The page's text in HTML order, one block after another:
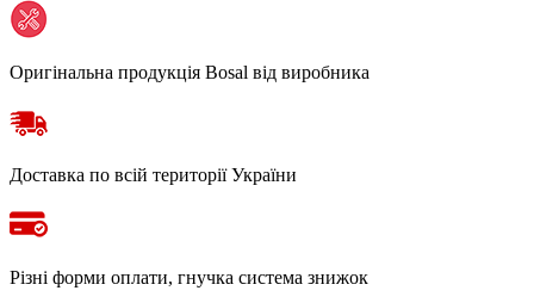
Оригінальна продукція Bosal від виробника
Доставка по всій території України
Різні форми оплати, гнучка система знижок